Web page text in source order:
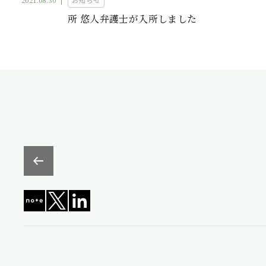
所 悠人弁護士が入所しました